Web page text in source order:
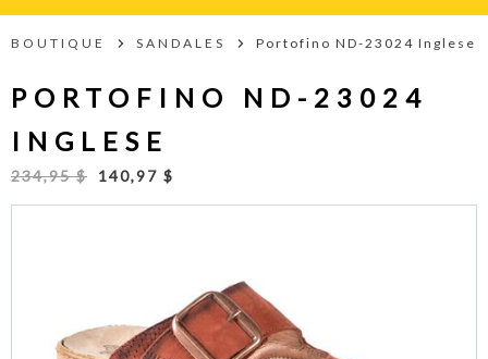
BOUTIQUE SANDALES Portofino ND-23024 Inglese
PORTOFINO ND-23024
INGLESE
234,95 $ 140,97 $